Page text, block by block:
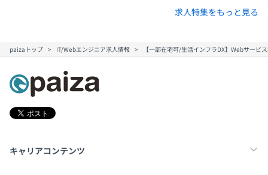
求人特集をもっと見る
paizaトップ IT/Webエンジニア求人情報 【一部在宅可/生活インフラDX】Webサー
キャリアコンテンツ